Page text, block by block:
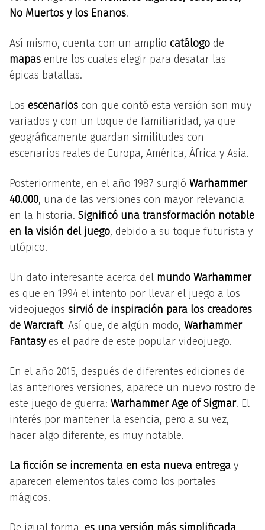
No Muertos y los Enanos.
Así mismo, cuenta con un amplio catálogo de
mapas entre los cuales elegir para desatar las
épicas batallas.
Los escenarios con que contó esta versión son muy
variados y con un toque de familiaridad, ya que
geográficamente guardan similitudes con
escenarios reales de Europa, América, África y Asia.
Posteriormente, en el año 1987 surgió Warhammer
40.000, una de las versiones con mayor relevancia
en la historia. Significó una transformación notable
en la visión del juego, debido a su toque futurista y
utópico.
Un dato interesante acerca del mundo Warhammer
es que en 1994 el intento por llevar el juego a los
videojuegos sirvió de inspiración para los creadores
de Warcraft. Así que, de algún modo, Warhammer
Fantasyes el padre de este popular videojuego.
En el año 2015, después de diferentes ediciones de
las anteriores versiones, aparece un nuevo rostro de
este juego de guerra: WarhammerAge of Sigmar. El
interés por mantener la esencia, pero a su vez,
hacer algo diferente, es muy notable.
La ficción se incrementa en esta nueva entrega y
aparecen elementos tales como los portales
mágicos.